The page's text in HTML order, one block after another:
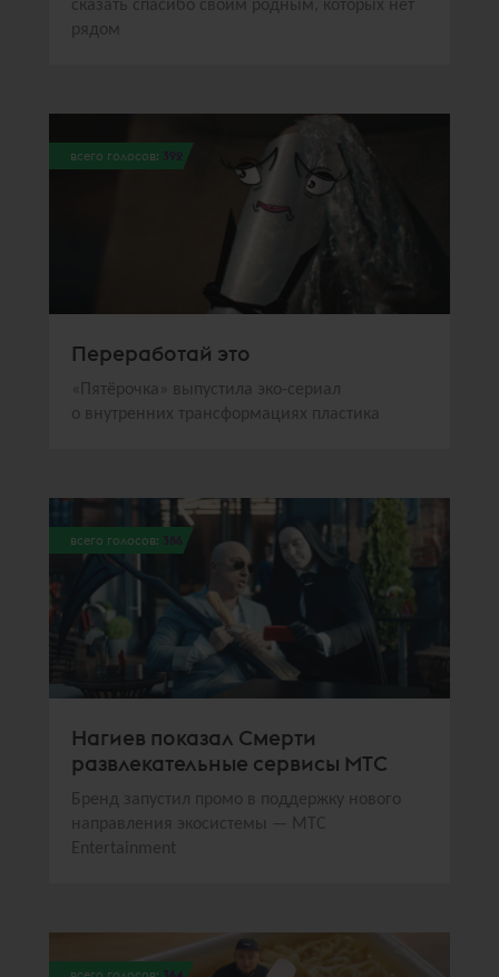
сказать спасибо своим родным, которых нет
рядом
всего голосов: 392
Переработай это
«Пятёрочка» выпустила эко-сериал
о внутренних трансформациях пластика
всего голосов: 386
Нагиев показал Смерти
развлекательные сервисы МТС
Бренд запустил промо в поддержку нового
направления экосистемы — МТС
Entertainment